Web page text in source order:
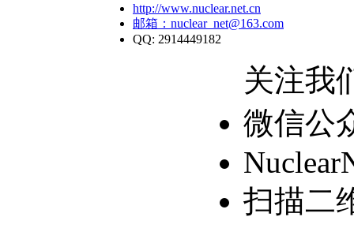
http://www.nuclear.net.cn
邮箱：nuclear_net@163.com
QQ: 2914449182
关注我
微信公
扫描二